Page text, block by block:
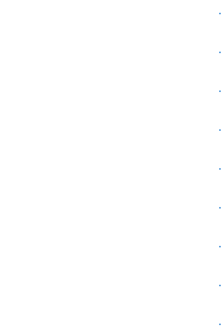
·
·
·
·
·
·
·
·
·